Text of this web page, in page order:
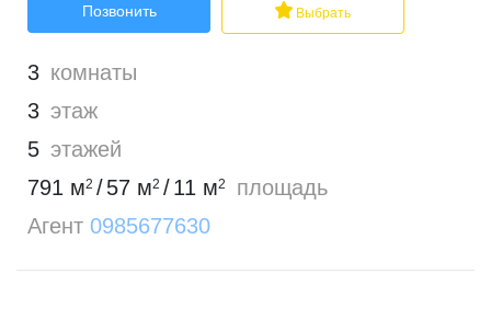
Позвонить Выбрать
3 комнаты
3 этаж
5 этажей
791 м2 /57 м2 /11 м2
площадь
Агент 0985677630